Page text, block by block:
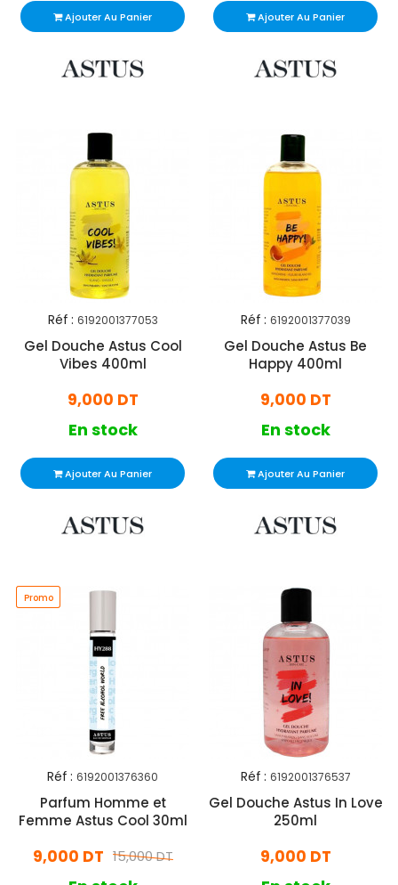
Ajouter Au Panier Ajouter Au Panier
Réf : 6192001377053
Gel Douche Astus Cool
Vibes 400ml
9,000 DT
En stock
Ajouter Au Panier
Réf : 6192001377039
Gel Douche Astus Be
Happy 400ml
9,000 DT
En stock
Ajouter Au Panier
Promo
Promo
Réf : 6192001376360
Parfum Homme et
Femme Astus Cool 30ml
15,000 DT
9,000 DT
Réf : 6192001376537
Gel Douche Astus In Love
250ml
9,000 DT